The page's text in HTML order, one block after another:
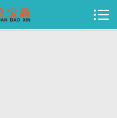
